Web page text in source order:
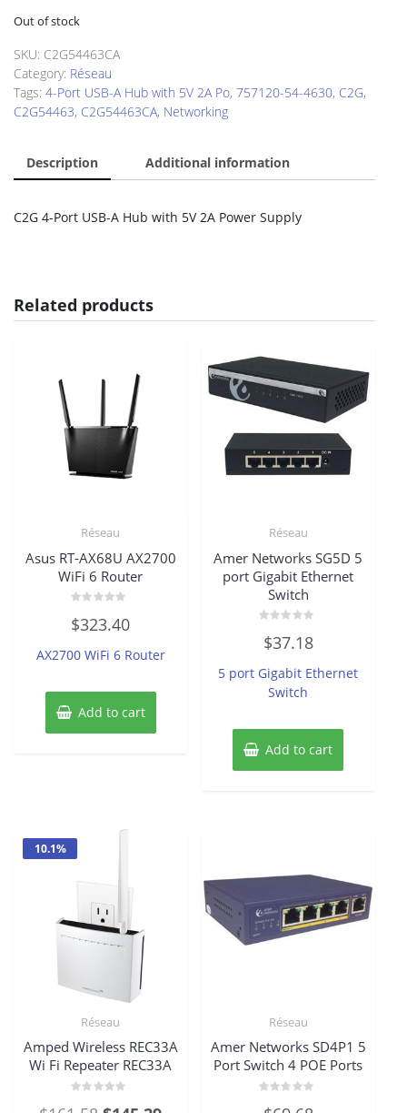
$39.61.
Out of stock
SKU: C2G54463CA
Category: Réseau
Tags: 4-Port USB-A Hub with 5V 2A Po, 757120-54-4630, C2G,
C2G54463, C2G54463CA, Networking
Description Additional information
C2G 4-Port USB-A Hub with 5V 2A Power Supply
Related products
Réseau
Asus RT-AX68U AX2700
WiFi 6 Router
0
out
5
$323.40
AX2700 WiFi 6 Router
Add to cart
Réseau
Amer Networks SG5D 5
port Gigabit Ethernet
Switch
0
out
5
$37.18
5 port Gigabit Ethernet
Switch
Add to cart
10.1%
Réseau
Amped Wireless REC33A
Wi Fi Repeater REC33A
Réseau
Amer Networks SD4P1 5
Port Switch 4 POE Ports